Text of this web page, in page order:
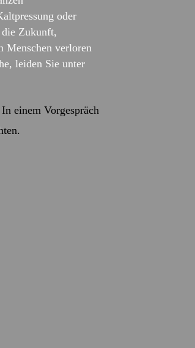
oder
die Zukunft,
Menschen verloren
leiden Sie unter
einem Vorgespräch